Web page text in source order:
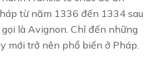
từ năm 1336 đến 1334 sau
là Avignon. Chỉ đến những
mới trở nên phổ biến ở Pháp.